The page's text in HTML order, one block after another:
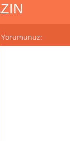
Yorumunuz: